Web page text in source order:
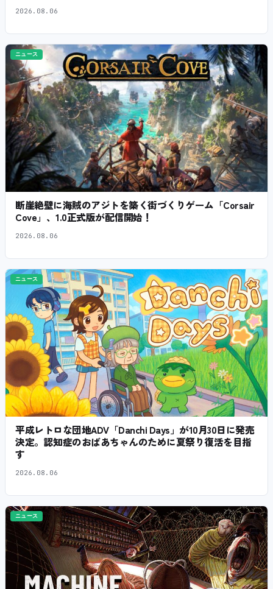
2026.08.06
ニュース
断崖絶壁に海賊のアジトを築く街づくりゲーム「Corsair
Cove」、1.0正式版が配信開始！
2026.08.06
ニュース
平成レトロな団地ADV「Danchi Days」が10月30日に発売
決定。認知症のおばあちゃんのために夏祭り復活を目指
す
2026.08.06
ニュース